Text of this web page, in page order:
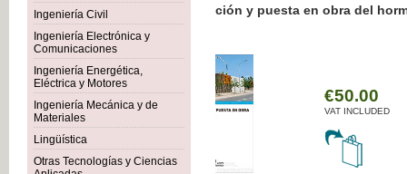
Ingeniería Civil
Ingeniería Electrónica y
Comunicaciones
Ingeniería Energética,
Eléctrica y Motores
Ingeniería Mecánica y de
Materiales
Lingüística
Otras Tecnologías y Ciencias
Botánica Agroalimentaria
VAT